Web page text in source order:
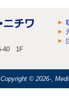
40 1F
Copyright ©2026-,